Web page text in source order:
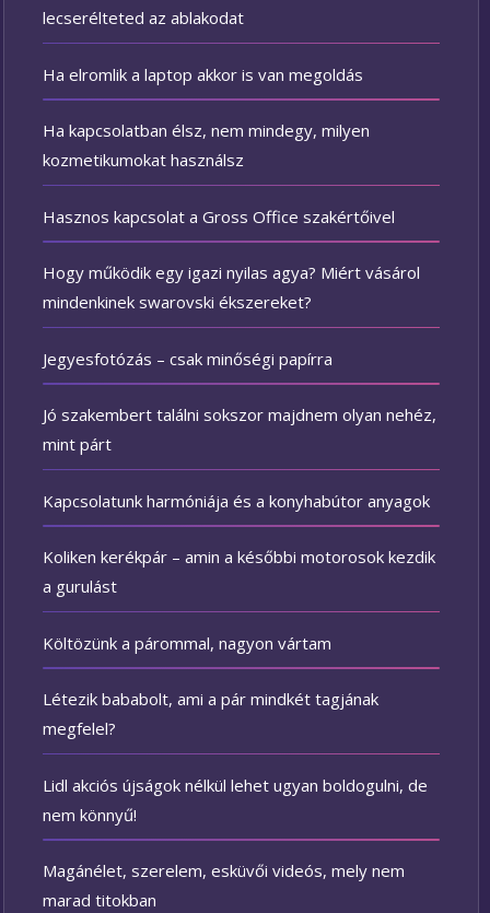
lecserélteted az ablakodat
Ha elromlik a laptop akkor is van megoldás
Ha kapcsolatban élsz, nem mindegy, milyen
kozmetikumokat használsz
Hasznos kapcsolat a Gross Office szakértőivel
Hogy működik egy igazi nyilas agya? Miért vásárol
mindenkinek swarovski ékszereket?
Jegyesfotózás – csak minőségi papírra
Jó szakembert találni sokszor majdnem olyan nehéz,
mint párt
Kapcsolatunk harmóniája és a konyhabútor anyagok
Koliken kerékpár – amin a későbbi motorosok kezdik
a gurulást
Költözünk a párommal, nagyon vártam
Létezik bababolt, ami a pár mindkét tagjának
megfelel?
Lidl akciós újságok nélkül lehet ugyan boldogulni, de
nem könnyű!
Magánélet, szerelem, esküvői videós, mely nem
marad titokban